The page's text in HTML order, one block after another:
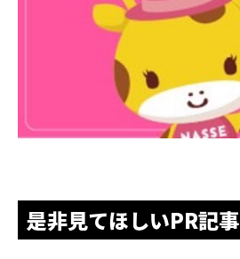
是非見てほしいPR記事